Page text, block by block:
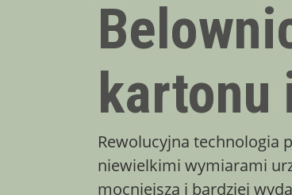
kartonu
Rewolucyjna technologia
niewielkimi wymiarami
mocniejsza i bardziej